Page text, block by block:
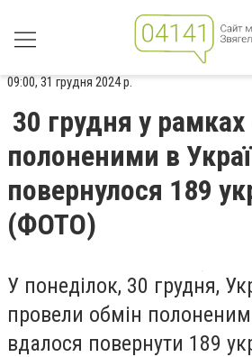
09:00, 31 грудня 2024 р.
30 грудня у рамках
полоненими в
повернулося 189
(ФОТО)
У понеділок, 30 грудня,
провели обмін
вдалося повернути 189